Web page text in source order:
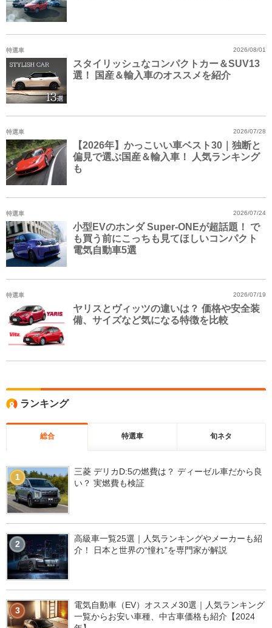
特選車
スタイリッシュなコンパクトカー＆SUV13
選！ 国産＆輸入車のオススメを紹介
2026/08/01
特選車
【2026年】かっこいい車ベスト30｜独断と
偏見で選ぶ国産＆輸入車！ 人気ランキング
も
2026/07/28
特選車
小型EVのホンダ Super-ONEが超話題！ で
も買う前にこっちも見てほしいコンパクト
電気自動車5選
2026/07/24
特選車
ヤリスとヴィッツの違いは？ 価格や安全装
備、サイズなど気になる特徴を比較
2026/07/19
ランキング
総合 特選車 旬ネタ
1
三菱 デリカD:5の燃費は？ ディーゼル車だから良
い？ 実燃費も検証
2
高級車一覧25選｜人気ランキングやメーカーも紹
介！ 日本と世界の“憧れ”を専門家が解説
3
電気自動車（EV）オススメ30選｜人気ランキング
一覧からお安い車種、中古車価格も紹介【2024